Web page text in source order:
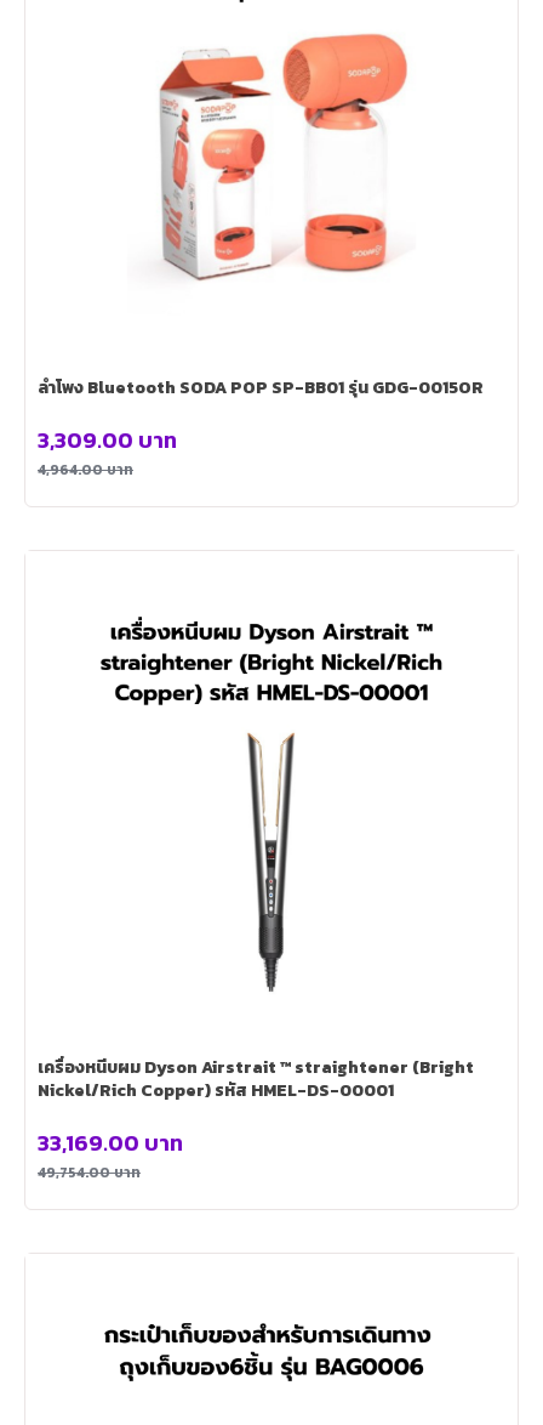
ลำโพง Bluetooth SODA POP SP-BB01 รุ่น GDG-0015OR
4,964.00บาท
3,309.00 บาท
เครื่องหนีบผม Dyson Airstrait ™ straightener (Bright
Nickel/Rich Copper) รหัส HMEL-DS-00001
49,754.00บาท
33,169.00 บาท